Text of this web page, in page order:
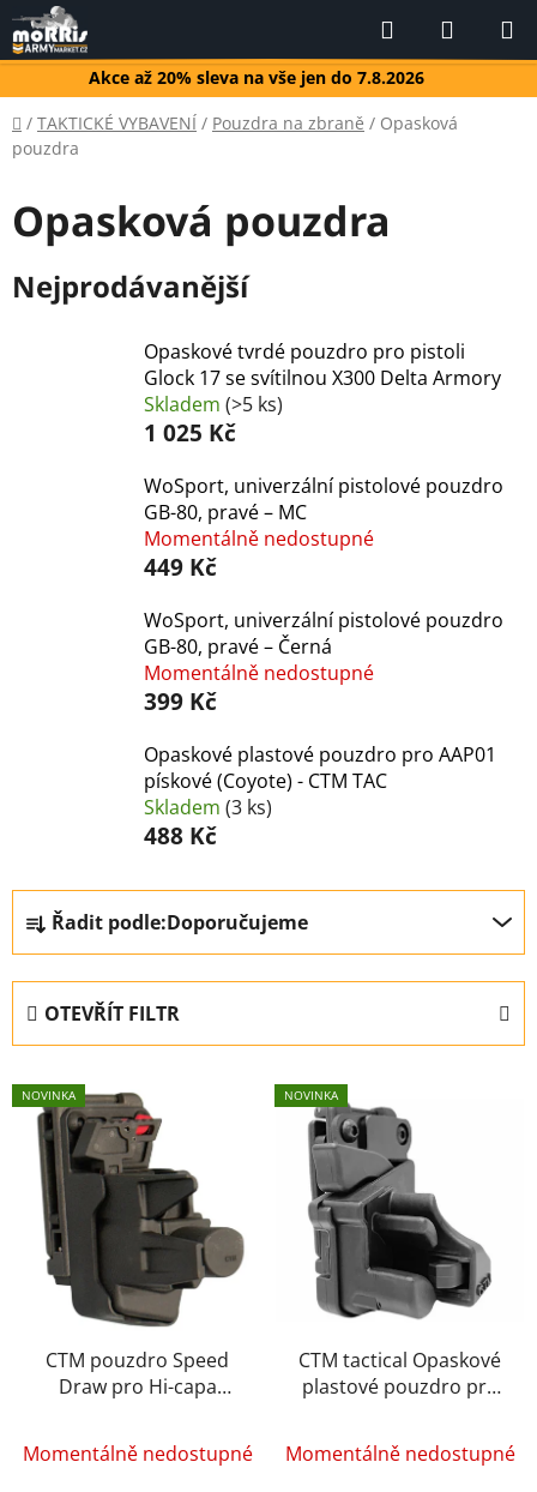
Přejít
na
obsah
Akce až 20% sleva na vše jen do 7.8.2026
Hledat
KOŠÍK
Domů
/ TAKTICKÉ VYBAVENÍ / Pouzdra na zbraně / Opasková
pouzdra
Opasková pouzdra
Nejprodávanější
Opaskové tvrdé pouzdro pro pistoli
Glock 17 se svítilnou X300 Delta Armory
Skladem (>5 ks)
1 025 Kč
WoSport, univerzální pistolové pouzdro
GB-80, pravé – MC
Momentálně nedostupné
449 Kč
WoSport, univerzální pistolové pouzdro
GB-80, pravé – Černá
Momentálně nedostupné
399 Kč
Opaskové plastové pouzdro pro AAP01
pískové (Coyote) - CTM TAC
Skladem (3 ks)
488 Kč
Ř
a
z
n
í
p
Řadit podle:Doporučujeme
OTEVŘÍT FILTR
V
ý
ů
NOVINKA
CTM pouzdro Speed
Draw pro Hi-capa
Momentálně nedostupné
NOVINKA
CTM tactical Opaskové
plastové pouzdro pro
leváky
Momentálně nedostupné